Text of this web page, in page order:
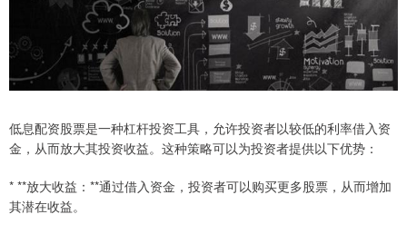
低息配资股票是一种杠杆投资工具，允许投资者以较低的利率借入资
金，从而放大其投资收益。这种策略可以为投资者提供以下优势：
* **放大收益：**通过借入资金，投资者可以购买更多股票，从而增加
其潜在收益。